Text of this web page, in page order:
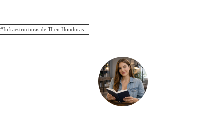
Infraestructuras de TI en Honduras